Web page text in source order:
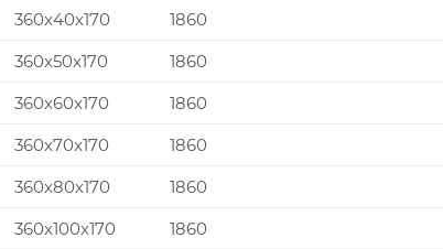
360x40x170
1860
360x50x170
1860
360x60x170
1860
360x70x170
1860
360x80x170
1860
360x100x170
1860